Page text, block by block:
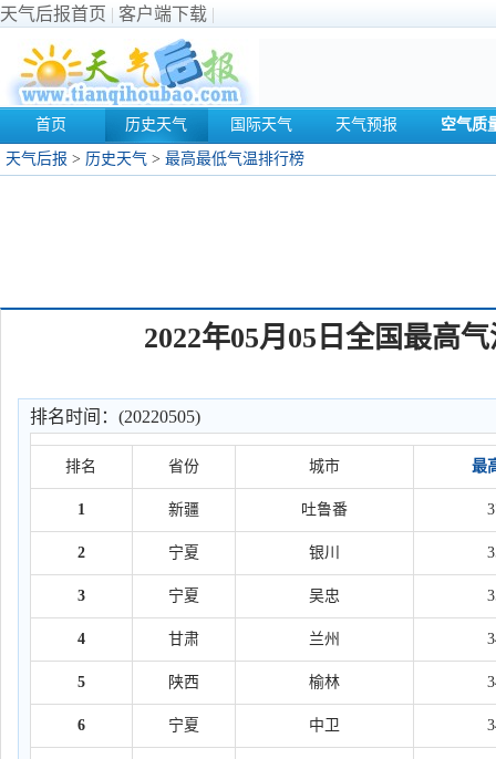
天气后报首页 | 客户端下载 |
首页 历史天气 国际天气 天气预报 空气质
天气后报 > 历史天气 > 最高最低气温排行榜
2022年05月05日全国最高
排名时间：(20220505)
排名 省份 城市 最
1 新疆 吐鲁番
2 宁夏 银川
3 宁夏 吴忠
4 甘肃 兰州
5 陕西 榆林
6 宁夏 中卫